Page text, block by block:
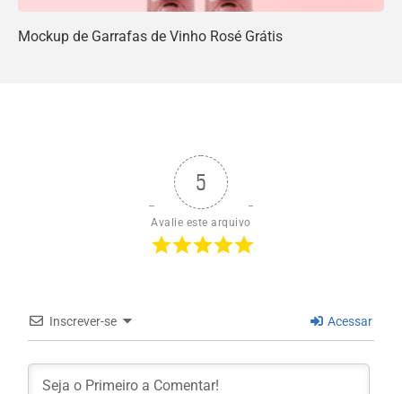
Mockup de Garrafas de Vinho Rosé Grátis
5
Avalie este arquivo
Inscrever-se Acessar